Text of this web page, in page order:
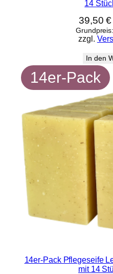
14
39,50€
Grundpreis:
zzgl.
In den
14er-Pack
14er-Pack Pflegeseife
mit 14